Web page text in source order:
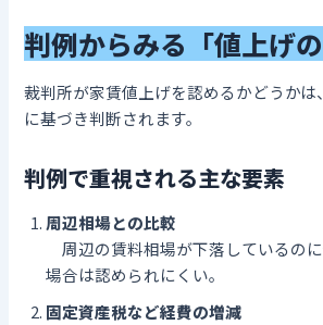
判例からみる「値上げの
裁判所が家賃値上げを認めるかどうかは
に基づき判断されます。
判例で重視される主な要素
周辺相場との比較
周辺の賃料相場が下落しているの
場合は認められにくい。
固定資産税など経費の増減